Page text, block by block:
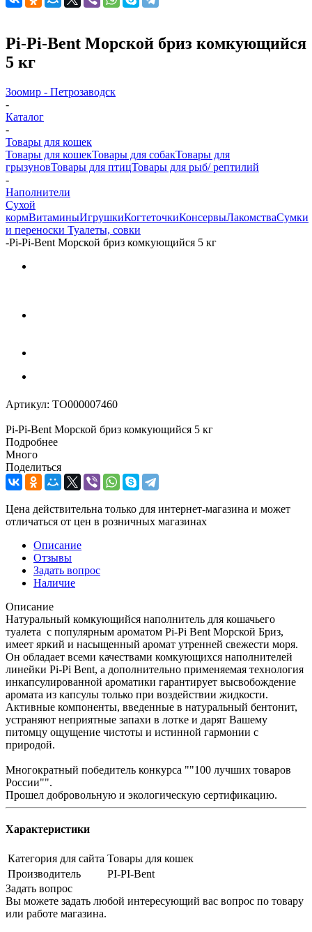
Pi-Pi-Bent Морской бриз комкующийся
5 кг
Зоомир - Петрозаводск
-
Каталог
-
Товары для кошек
Товары для кошекТовары для собакТовары для
грызуновТовары для птицТовары для рыб/ рептилий
-
Наполнители
Cухой
кормВитаминыИгрушкиКогтеточкиКонсервыЛакомстваСумки
и переноски Туалеты, совки
-Pi-Pi-Bent Морской бриз комкующийся 5 кг
Артикул: ТО000007460
Pi-Pi-Bent Морской бриз комкующийся 5 кг
Подробнее
Много
Поделиться
Цена действительна только для интернет-магазина и может
отличаться от цен в розничных магазинах
Описание
Отзывы
Задать вопрос
Наличие
Описание
Натуральный комкующийся наполнитель для кошачьего
туалета с популярным ароматом Pi-Pi Bent Морской Бриз,
имеет яркий и насыщенный аромат утренней свежести моря.
Он обладает всеми качествами комкующихся наполнителей
линейки Pi-Pi Bent, а дополнительно применяемая технология
инкапсулированной ароматики гарантирует высвобождение
аромата из капсулы только при воздействии жидкости.
Активные компоненты, введенные в натуральный бентонит,
устраняют неприятные запахи в лотке и дарят Вашему
питомцу ощущение чистоты и истинной гармонии с
природой.
Многократный победитель конкурса ""100 лучших товаров
России"".
Прошел добровольную и экологическую сертификацию.
Характеристики
Категория для сайта Товары для кошек
Производитель
PI-PI-Bent
Задать вопрос
Вы можете задать любой интересующий вас вопрос по товару
или работе магазина.